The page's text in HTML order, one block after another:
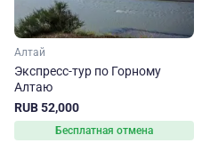
Алтай
Экспресс-тур по Горному
Алтаю
RUB 52,000
Бесплатная отмена